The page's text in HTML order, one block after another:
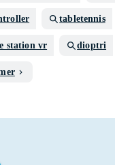
tabletennis
station vr dioptri